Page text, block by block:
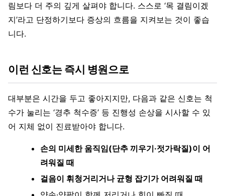
림보다 더 주의 깊게 살펴야 합니다. 스스로 ‘목 결림이겠
지’라고 단정하기보다 증상의 흐름을 지켜보는 것이 좋습
니다.
이런 신호는 즉시 병원으로
대부분은 시간을 두고 좋아지지만, 다음과 같은 신호는 척
수가 눌리는 ‘경추 척수증’ 등 진행성 손상을 시사할 수 있
어 지체 없이 진료받아야 합니다.
손의 미세한 움직임(단추 끼우기·젓가락질)이 어
려워질 때
걸음이 휘청거리거나 균형 잡기가 어려워질 때